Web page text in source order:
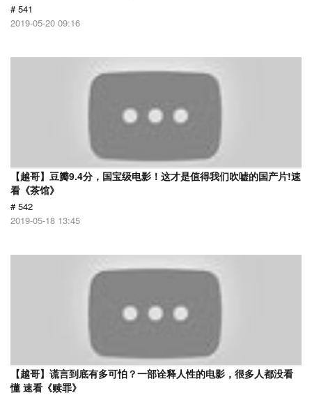
# 541
2019-05-20 09:16
【越哥】豆瓣9.4分，国宝级电影！这才是值得我们吹嘘的国产片!速
看《茶馆》
# 542
2019-05-18 13:45
【越哥】谎言到底有多可怕？一部诠释人性的电影，很多人都没看
懂 速看《赎罪》